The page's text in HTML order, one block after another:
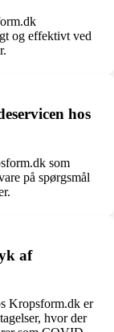
og effektivt ved
hos
som
på spørgsmål
af
Kropsform.dk er
hvor der